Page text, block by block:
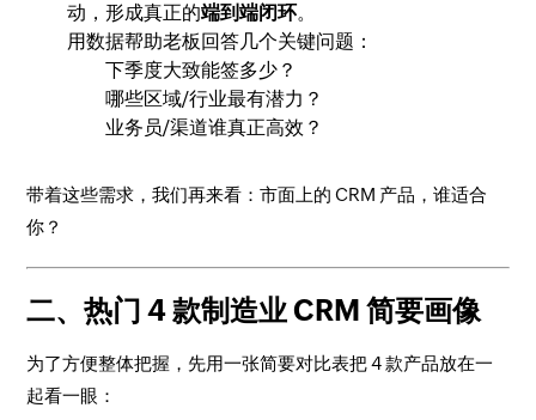
动，形成真正的端到端闭环。
用数据帮助老板回答几个关键问题：
下季度大致能签多少？
哪些区域/行业最有潜力？
业务员/渠道谁真正高效？
带着这些需求，我们再来看：市面上的 CRM 产品，谁适合
你？
二、热门 4 款制造业 CRM 简要画像
为了方便整体把握，先用一张简要对比表把 4 款产品放在一
起看一眼：